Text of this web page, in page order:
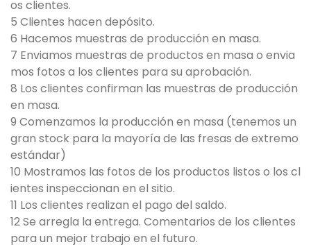
os clientes.
5 Clientes hacen depósito.
6 Hacemos muestras de producción en masa.
7 Enviamos muestras de productos en masa o envia
mos fotos a los clientes para su aprobación.
8 Los clientes confirman las muestras de producción
en masa.
9 Comenzamos la producción en masa (tenemos un
gran stock para la mayoría de las fresas de extremo
estándar)
10 Mostramos las fotos de los productos listos o los cl
ientes inspeccionan en el sitio.
11 Los clientes realizan el pago del saldo.
12 Se arregla la entrega. Comentarios de los clientes
para un mejor trabajo en el futuro.